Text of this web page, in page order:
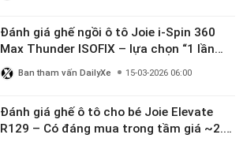
Đánh giá ghế ngồi ô tô Joie i-Spin 360
Max Thunder ISOFIX – lựa chọn “1 lần
dùng đến 12 năm” có đáng giá gần 9
triệu?
Ban tham vấn DailyXe 15-03-2026 06:00
Đánh giá ghế ô tô cho bé Joie Elevate
R129 – Có đáng mua trong tầm giá ~2.8